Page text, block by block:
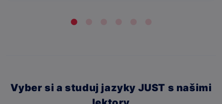
Vyber si a studuj jazyky JUST s našimi